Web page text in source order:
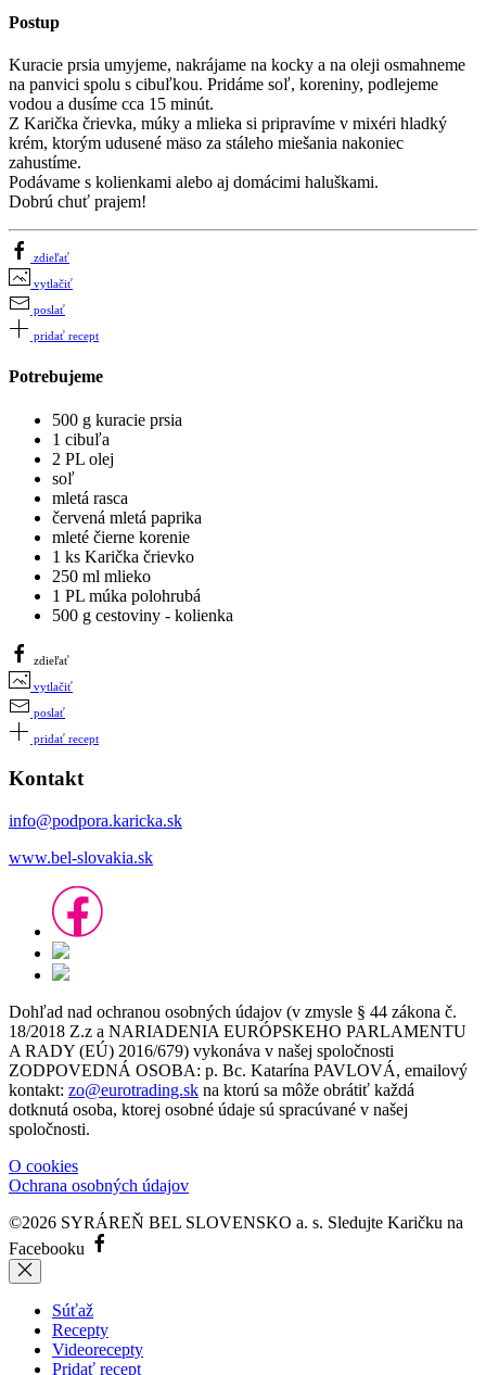
Postup
Kuracie prsia umyjeme, nakrájame na kocky a na oleji osmahneme
na panvici spolu s cibuľkou. Pridáme soľ, koreniny, podlejeme
vodou a dusíme cca 15 minút.
Z Karička črievka, múky a mlieka si pripravíme v mixéri hladký
krém, ktorým udusené mäso za stáleho miešania nakoniec
zahustíme.
Podávame s kolienkami alebo aj domácimi haluškami.
Dobrú chuť prajem!
zdieľať
vytlačiť
poslať
pridať recept
Potrebujeme
500 g kuracie prsia
1 cibuľa
2 PL olej
soľ
mletá rasca
červená mletá paprika
mleté čierne korenie
1 ks Karička črievko
250 ml mlieko
1 PL múka polohrubá
500 g cestoviny - kolienka
zdieľať
vytlačiť
poslať
pridať recept
Kontakt
info@podpora.karicka.sk
www.bel-slovakia.sk
Dohľad nad ochranou osobných údajov (v zmysle § 44 zákona č.
18/2018 Z.z a NARIADENIA EURÓPSKEHO PARLAMENTU
A RADY (EÚ) 2016/679) vykonáva v našej spoločnosti
ZODPOVEDNÁ OSOBA: p. Bc. Katarína PAVLOVÁ, emailový
kontakt: zo@eurotrading.sk na ktorú sa môže obrátiť každá
dotknutá osoba, ktorej osobné údaje sú spracúvané v našej
spoločnosti.
O cookies
Ochrana osobných údajov
©2026 SYRÁREŇ BEL SLOVENSKO a. s. Sledujte Karičku na
Facebooku
Súťaž
Recepty
Videorecepty
Pridať recept